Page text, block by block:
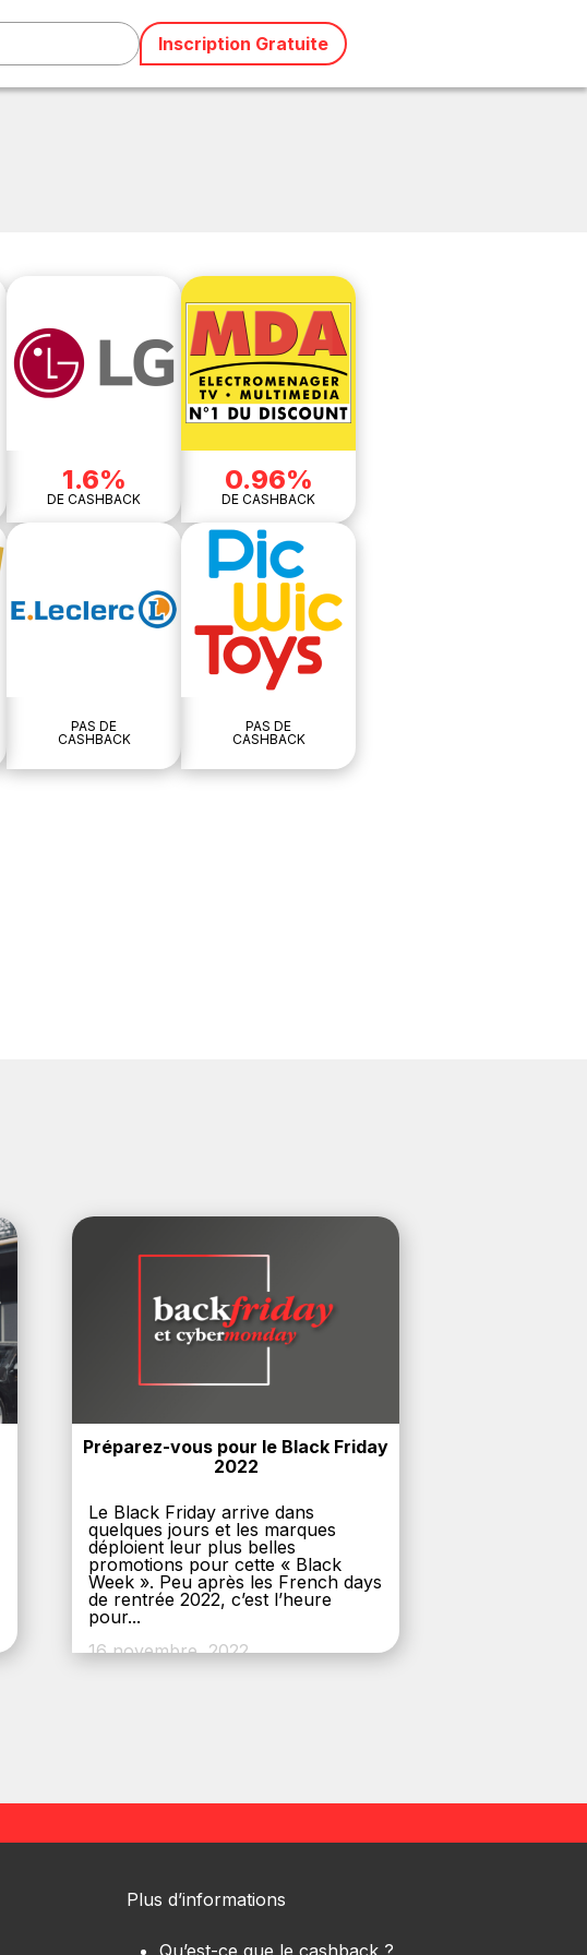
1.6%
DE CASHBACK
0.96%
DE CASHBACK
PAS DE
CASHBACK
PAS DE
CASHBACK
Préparez-vous pour le Black Friday
2022
Le Black Friday arrive dans
quelques jours et les marques
déploient leur plus belles
promotions pour cette « Black
Week ». Peu après les French days
de rentrée 2022, c’est l’heure
pour...
16 novembre, 2022
Inscription Gratuite
Plus d’informations